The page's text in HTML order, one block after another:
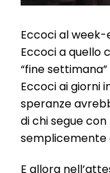
Eccoci al
Eccoci a quello
“fine
Eccoci ai giorni
speranze
di chi segue
semplicemente
E allora